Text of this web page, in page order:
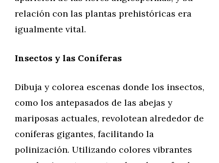
relación con las plantas prehistóricas era
igualmente vital.
Insectos y las Coníferas
Dibuja y colorea escenas donde los insectos,
como los antepasados de las abejas y
mariposas actuales, revolotean alrededor de
coníferas gigantes, facilitando la
polinización. Utilizando colores vibrantes